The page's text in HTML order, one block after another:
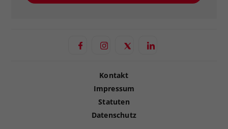
Kontakt
Impressum
Statuten
Datenschutz